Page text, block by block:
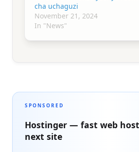
cha uchaguzi
November 21, 2024
In "News"
SPONSORED
Hostinger — fast web
next site